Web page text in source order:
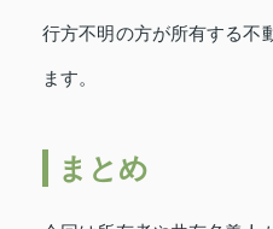
行方不明の方が所有する不
ます。
まとめ